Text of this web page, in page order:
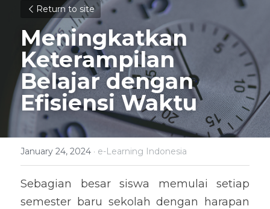
Return to site
Meningkatkan
Keterampilan
Belajar dengan
Efisiensi Waktu
January 24, 2024 · e-Learning Indonesia
Sebagian besar siswa memulai setiap
semester baru sekolah dengan harapan